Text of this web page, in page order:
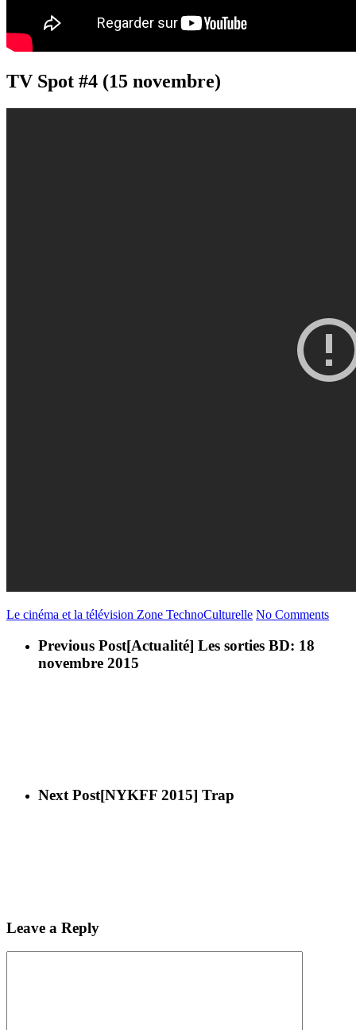
TV Spot #4 (15 novembre)
Le cinéma et la télévision Zone TechnoCulturelle No Comments
Previous Post[Actualité] Les sorties BD: 18
novembre 2015
Next Post[NYKFF 2015] Trap
Leave a Reply